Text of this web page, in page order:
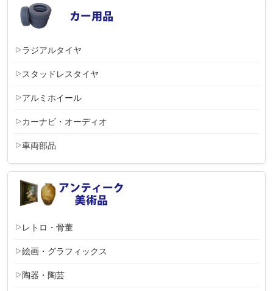
ラジアルタイヤ
スタッドレスタイヤ
アルミホイール
カーナビ・オーディオ
車両部品
レトロ・骨董
絵画・グラフィックス
陶器・陶芸